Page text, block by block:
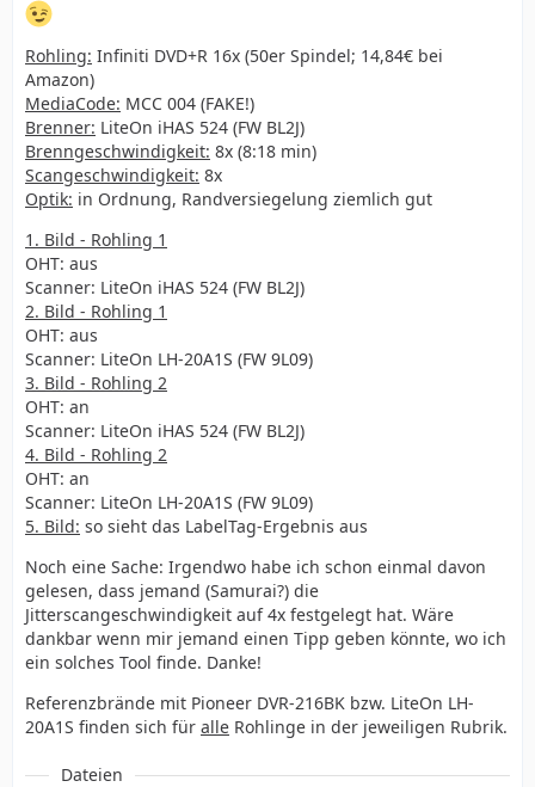
Rohling: Infiniti DVD+R 16x (50er Spindel; 14,84€ bei
Amazon)
MediaCode: MCC 004 (FAKE!)
Brenner: LiteOn iHAS 524 (FW BL2J)
Brenngeschwindigkeit: 8x (8:18 min)
Scangeschwindigkeit: 8x
Optik: in Ordnung, Randversiegelung ziemlich gut
1. Bild - Rohling 1
OHT: aus
Scanner: LiteOn iHAS 524 (FW BL2J)
2. Bild - Rohling 1
OHT: aus
Scanner: LiteOn LH-20A1S (FW 9L09)
3. Bild - Rohling 2
OHT: an
Scanner: LiteOn iHAS 524 (FW BL2J)
4. Bild - Rohling 2
OHT: an
Scanner: LiteOn LH-20A1S (FW 9L09)
5. Bild: so sieht das LabelTag-Ergebnis aus
Noch eine Sache: Irgendwo habe ich schon einmal davon
gelesen, dass jemand (Samurai?) die
Jitterscangeschwindigkeit auf 4x festgelegt hat. Wäre
dankbar wenn mir jemand einen Tipp geben könnte, wo ich
ein solches Tool finde. Danke!
Referenzbrände mit Pioneer DVR-216BK bzw. LiteOn LH-
20A1S finden sich für alle Rohlinge in der jeweiligen Rubrik.
Dateien